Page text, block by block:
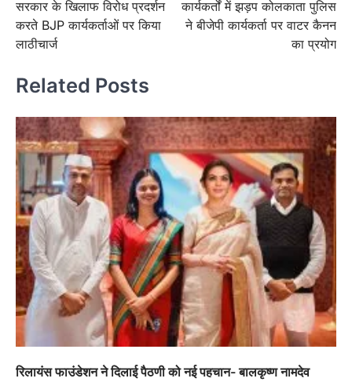
सरकार के खिलाफ विरोध प्रदर्शन
करते BJP कार्यकर्ताओं पर किया
लाठीचार्ज
कार्यकर्तों में झड़प कोलकाता पुलिस
ने बीजेपी कार्यकर्ता पर वाटर कैनन
का प्रयोग
Related Posts
रिलायंस फाउंडेशन ने दिलाई पैठणी को नई पहचान- बालकृष्ण नामदेव